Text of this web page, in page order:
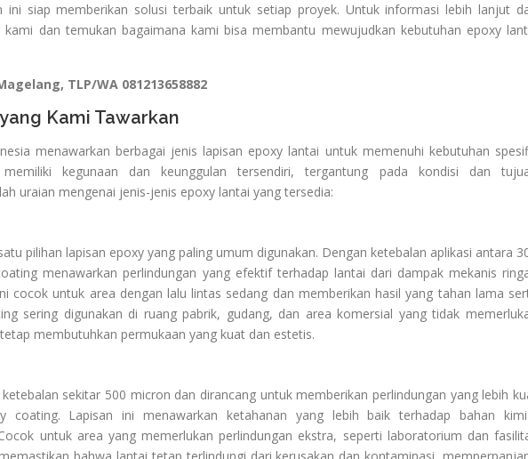
ini siap memberikan solusi terbaik untuk setiap proyek. Untuk informasi lebih lanjut
dan temukan bagaimana kami bisa membantu mewujudkan kebutuhan epoxy
TLP/WA 081213658882
Kami Tawarkan
menawarkan berbagai jenis lapisan epoxy lantai untuk memenuhi kebutuhan
kegunaan dan keunggulan tersendiri, tergantung pada kondisi dan
uraian mengenai jenis-jenis epoxy lantai yang tersedia:
pilihan lapisan epoxy yang paling umum digunakan. Dengan ketebalan aplikasi antara
menawarkan perlindungan yang efektif terhadap lantai dari dampak mekanis
cocok untuk area dengan lalu lintas sedang dan memberikan hasil yang tahan lama
sering digunakan di ruang pabrik, gudang, dan area komersial yang tidak
membutuhkan permukaan yang kuat dan estetis.
sekitar 500 micron dan dirancang untuk memberikan perlindungan yang lebih
coating. Lapisan ini menawarkan ketahanan yang lebih baik terhadap bahan
untuk area yang memerlukan perlindungan ekstra, seperti laboratorium dan